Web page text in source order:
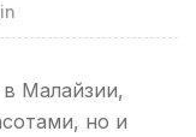
в Малайзии,
но и